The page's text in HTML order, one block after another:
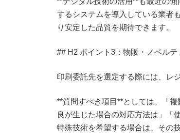
するシステムを導入している業者
り安定した品質を期待できます。
## H2 ポイント3：物販・ノベル
印刷委託先を選定する際には、レ
**質問すべき項目**としては、「
良が生じた場合の対応方法は」「
特殊技術を希望する場合は、その